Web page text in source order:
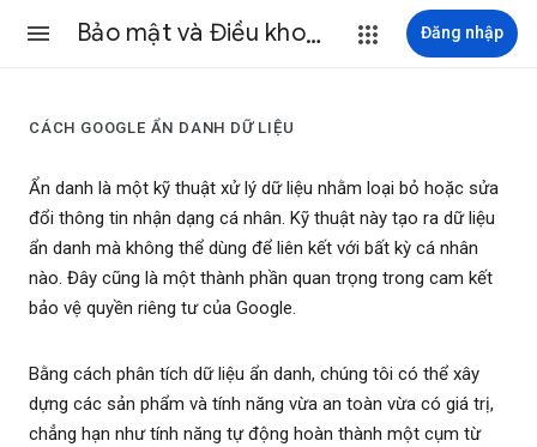
Bảo mật và Điều khoản Đăng nhập
CÁCH GOOGLE ẨN DANH DỮ LIỆU
Ẩn danh là một kỹ thuật xử lý dữ liệu nhằm loại bỏ hoặc sửa
đổi thông tin nhận dạng cá nhân. Kỹ thuật này tạo ra dữ liệu
ẩn danh mà không thể dùng để liên kết với bất kỳ cá nhân
nào. Đây cũng là một thành phần quan trọng trong cam kết
bảo vệ quyền riêng tư của Google.
Bằng cách phân tích dữ liệu ẩn danh, chúng tôi có thể xây
dựng các sản phẩm và tính năng vừa an toàn vừa có giá trị,
chẳng hạn như tính năng tự động hoàn thành một cụm từ